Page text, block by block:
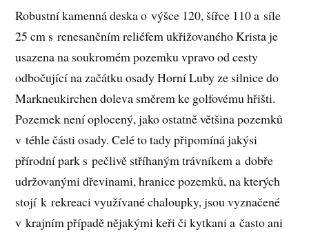
Robustní kamenná deska o výšce 120, šířce 110 a síle
25 cm s renesančním reliéfem ukřižovaného Krista je
usazena na soukromém pozemku vpravo od cesty
odbočující na začátku osady Horní Luby ze silnice do
Markneukirchen doleva směrem ke golfovému hřišti.
Pozemek není oplocený, jako ostatně většina pozemků
v téhle části osady. Celé to tady připomíná jakýsi
přírodní park s pečlivě stříhaným trávníkem a dobře
udržovanými dřevinami, hranice pozemků, na kterých
stojí k rekreaci využívané chaloupky, jsou vyznačené
v krajním případě nějakými keři či kytkani a často ani